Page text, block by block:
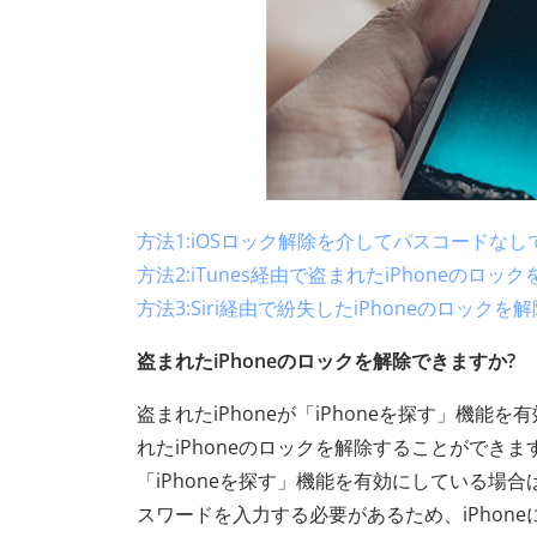
方法1:iOSロック解除を介してパスコードな
方法2:iTunes経由で盗まれたiPhoneのロック
方法3:Siri経由で紛失したiPhoneのロックを
盗まれたiPhoneのロックを解除できますか?
盗まれたiPhoneが「iPhoneを探す」機能を
れたiPhoneのロックを解除することができ
「iPhoneを探す」機能を有効にしている場
スワードを入力する必要があるため、iPhone